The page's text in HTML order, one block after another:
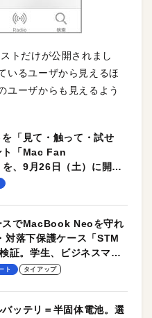
トだけが公開されまし
いるユーザから見えるほ
ユーザからも見えるよう
「見て・触って・試せ
ト「Mac Fan
、9月26日（土）に開催
スでMacBook Neoを守れ
対落下保護ケース「STM
証。学生、ビジネスマン
に最適！
ト タイアップ
ッテリ＝半固体電池。選